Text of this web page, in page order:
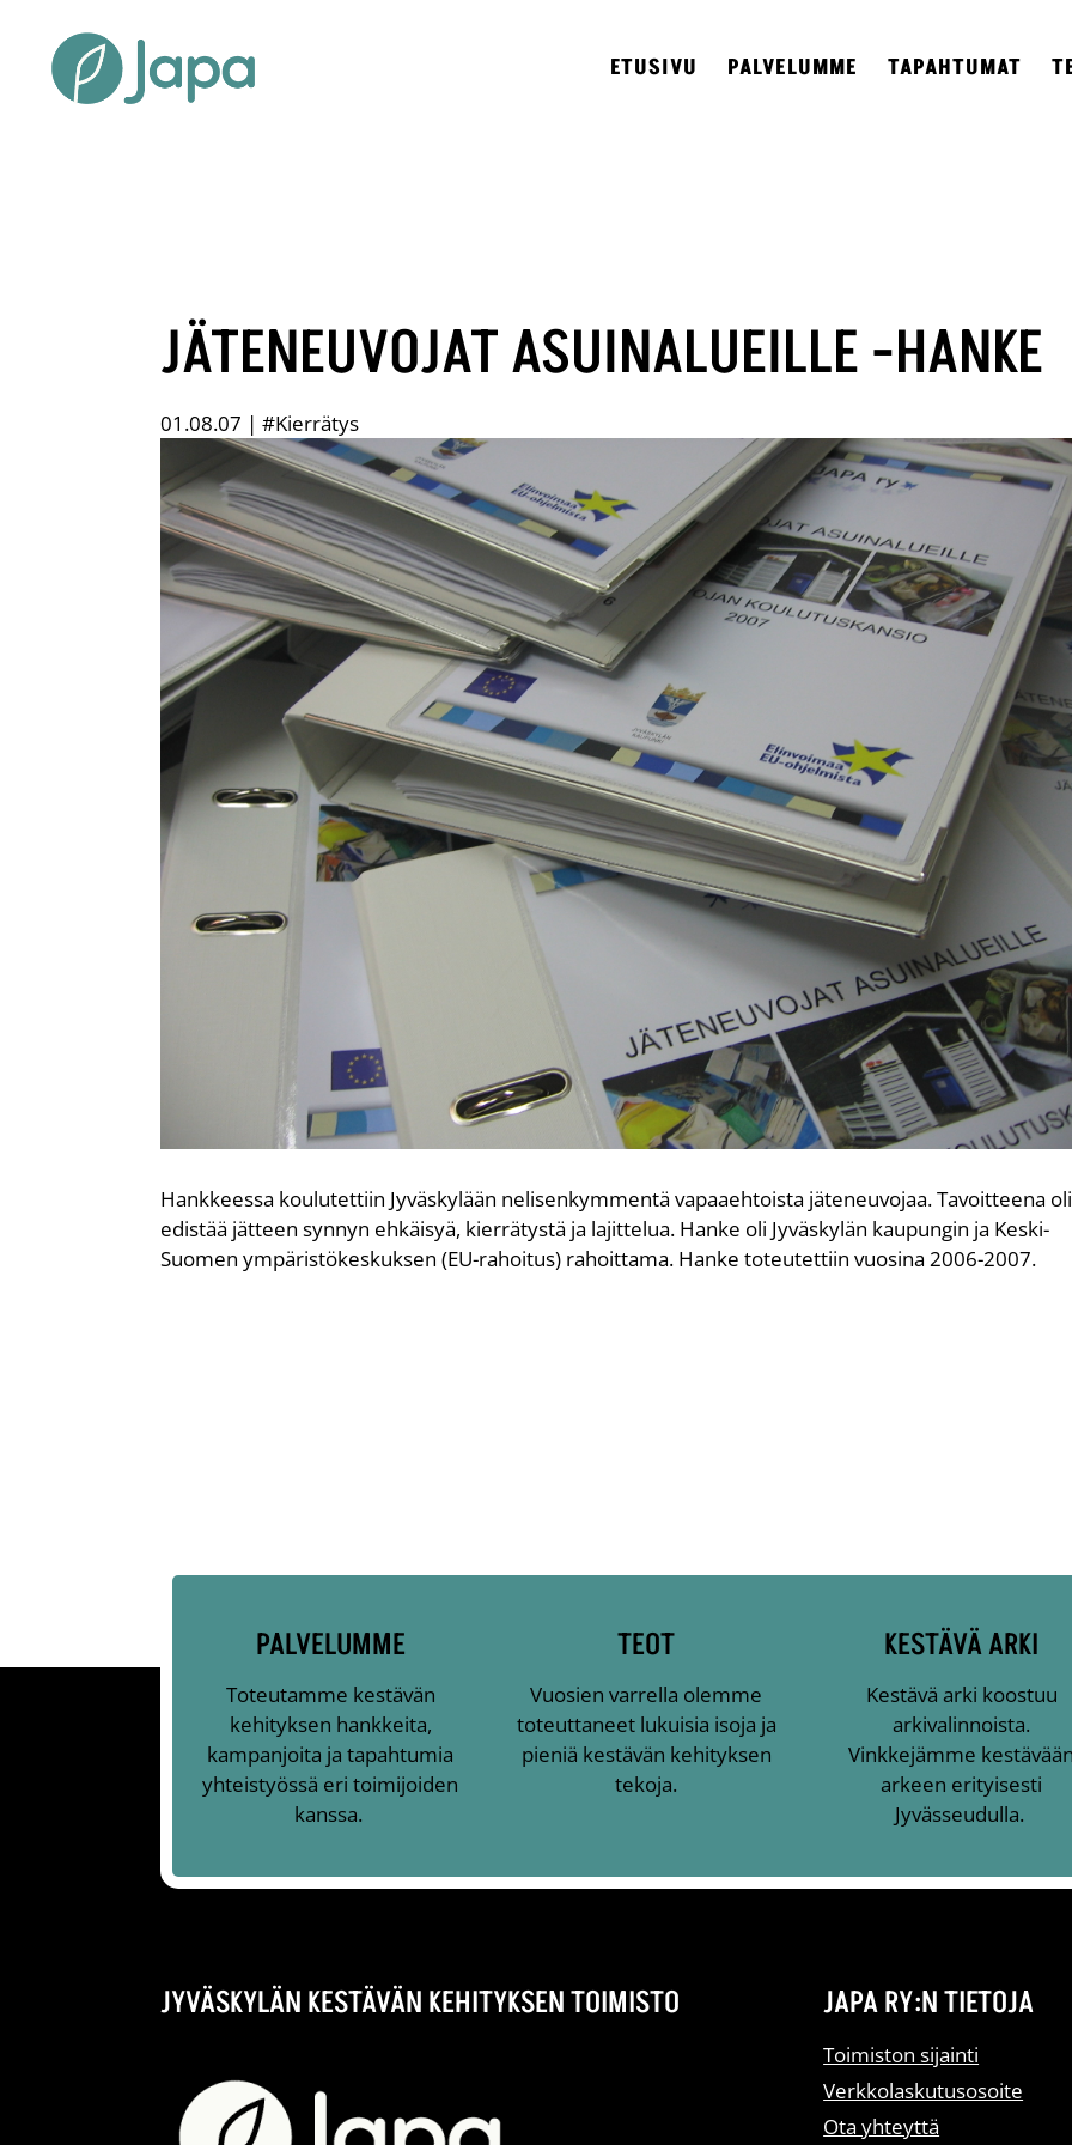
ETUSIVU PALVELUMME TAPAHTUMAT
JÄTENEUVOJAT ASUINALUEILLE -HANKE
01.08.07 |#Kierrätys
Hankkeessa koulutettiin Jyväskylään nelisenkymmentä vapaaehtoista jäteneuvojaa. Tavoitteena oli
edistää jätteen synnyn ehkäisyä, kierrätystä ja lajittelua. Hanke oli Jyväskylän kaupungin ja Keski-
Suomen ympäristökeskuksen (EU-rahoitus) rahoittama. Hanke toteutettiin vuosina 2006-2007.
PALVELUMME
Toteutamme kestävän
kehityksen hankkeita,
kampanjoita ja tapahtumia
yhteistyössä eri toimijoiden
kanssa.
TEOT
Vuosien varrella olemme
toteuttaneet lukuisia isoja ja
pieniä kestävän kehityksen
tekoja.
KESTÄVÄ ARKI
Kestävä arki koostuu
arkivalinnoista.
Vinkkejämme
arkeen erityisesti
Jyvässeudulla.
JYVÄSKYLÄN KESTÄVÄN KEHITYKSEN TOIMISTO JAPA RY:N TIETOJA
Toimiston sijainti
Verkkolaskutusosoite
Ota yhteyttä